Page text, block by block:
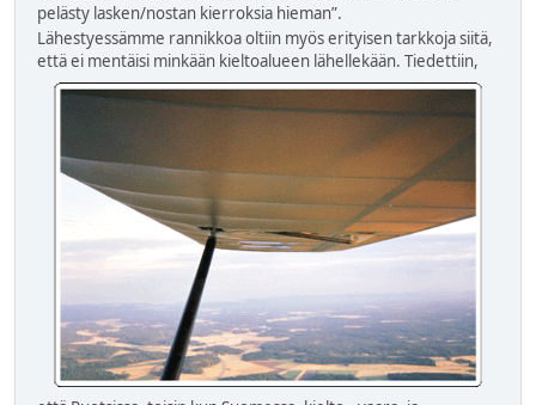
pelästy lasken/nostan kierroksia hieman”.
Lähestyessämme rannikkoa oltiin myös erityisen tarkkoja siitä,
että ei mentäisi minkään kieltoalueen lähellekään. Tiedettiin,